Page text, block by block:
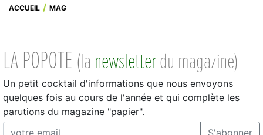
ACCUEIL MAG
LA POPOTE (la newsletterdu magazine)
Un petit cocktail d'informations que nous envoyons
quelques fois au cours de l'année et qui complète les
parutions du magazine "papier".